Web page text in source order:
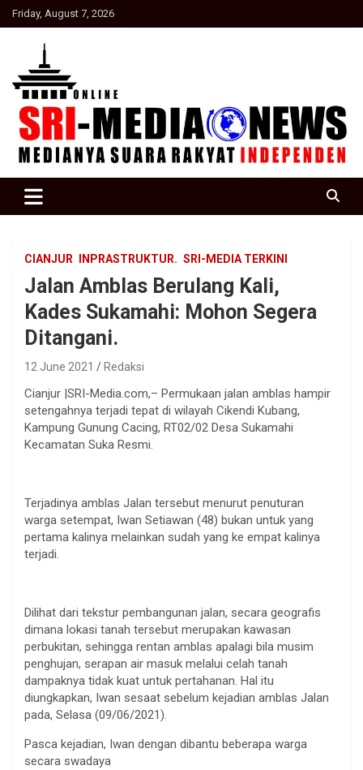
Skip
to
Friday, August 7, 2026
SRI Media news
CIANJUR INPRASTRUKTUR. SRI-MEDIA TERKINI
Jalan Amblas Berulang Kali,
Kades Sukamahi: Mohon Segera
Ditangani.
12 June 2021 Redaksi
Cianjur |SRI-Media.com,– Permukaan jalan amblas hampir
setengahnya terjadi tepat di wilayah Cikendi Kubang,
Kampung Gunung Cacing, RT02/02 Desa Sukamahi
Kecamatan Suka Resmi.
Terjadinya amblas Jalan tersebut menurut penuturan
warga setempat, Iwan Setiawan (48) bukan untuk yang
pertama kalinya melainkan sudah yang ke empat kalinya
terjadi.
Dilihat dari tekstur pembangunan jalan, secara geografis
dimana lokasi tanah tersebut merupakan kawasan
perbukitan, sehingga rentan amblas apalagi bila musim
penghujan, serapan air masuk melalui celah tanah
dampaknya tidak kuat untuk pertahanan. Hal itu
diungkapkan, Iwan sesaat sebelum kejadian amblas Jalan
pada, Selasa (09/06/2021).
Pasca kejadian, Iwan dengan dibantu beberapa warga
secara swadaya